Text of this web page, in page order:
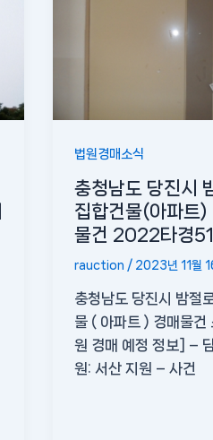
법원경매소식
충청남도 당진시
집합건물(아파트)
물건 2022타경
rauction / 2023년 11월
충청남도 당진시 밤절
물 ( 아파트 ) 경매물건
원 경매 예정 정보] –
원: 서산 지원 – 사건